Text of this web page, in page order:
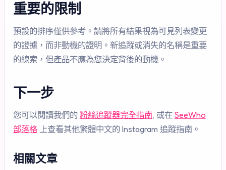
重要的限制
預設的排序僅供參考。請將所有結果視為可見列表變更
的證據，而非動機的證明。新追蹤或消失的名稱是重要
的線索，但產品不應為您決定背後的動機。
下一步
您可以閱讀我們的 粉絲追蹤器完全指南, 或在 SeeWho
部落格上查看其他繁體中文的 Instagram 追蹤指南。
相關文章